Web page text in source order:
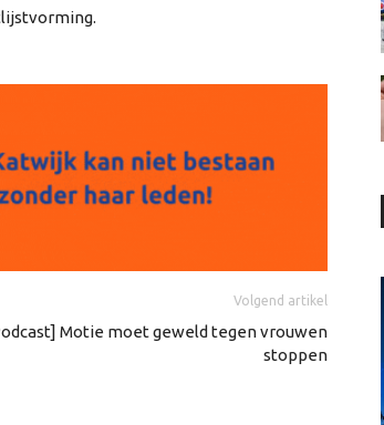
Volgend artikel
Motie moet geweld tegen vrouwen
stoppen